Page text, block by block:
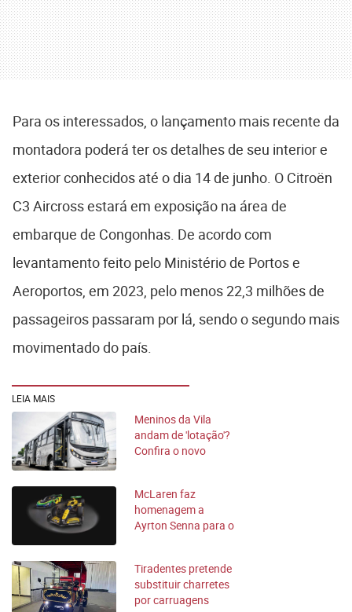
Para os interessados, o lançamento mais recente da
montadora poderá ter os detalhes de seu interior e
exterior conhecidos até o dia 14 de junho. O Citroën
C3 Aircross estará em exposição na área de
embarque de Congonhas. De acordo com
levantamento feito pelo Ministério de Portos e
Aeroportos, em 2023, pelo menos 22,3 milhões de
passageiros passaram por lá, sendo o segundo mais
movimentado do país.
LEIA MAIS
Meninos da Vila
andam de 'lotação'?
Confira o novo
McLaren faz
homenagem a
Ayrton Senna para o
Tiradentes pretende
substituir charretes
por carruagens